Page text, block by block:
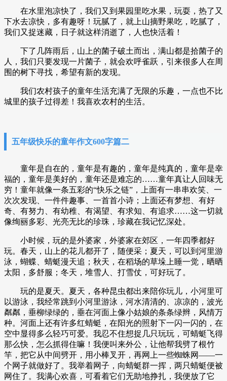
在水里泡凉快了，我们又到果园里吃水果，玩耍，热了又
下水去凉快，多有趣呀！玩腻了，就上山摘野果吃，吃腻了，
我们又捉迷藏，日子就这样消逝了，人也快活着！
下了几阵雨后，山上的菌子破土而出，满山都是拾菌子的
人，我们只要发现一片菌子，就会欢呼雀跃，引来很多人在周
围的树下寻找，希望有新的发现。
我们农村孩子的童年生活充满了无限的乐趣，一点也不比
城里的孩子过得差！我喜欢农村的生活。
五年级快乐的童年作文600字篇二
童年是自在的，童年是有趣的，童年是纯真的，童年是幸
福的，童年是美好的，童年还是难忘的……童年真让人回味无
穷！童年就像一条五彩的“快乐之链”，上面有一串串欢笑、一
次次发现、一件件趣事、一首首小诗；上面还有梦想、有好
奇、有努力、有幼稚、有渴望、有求知、有追求……这一切就
像绚丽多彩、光亮无比的珍珠，珍藏在我记忆深处。
小时候，玩的是外婆家，外婆家在郊区，一年四季都好
玩。春天，山上的花儿都开了，随便采；夏天，可以到河里游
泳，蝴蝶、蜻蜓漫天追；秋天，在稻场的草垛上睡一觉，晒晒
太阳，多舒服；冬天，堆雪人、打雪仗，可好玩了。
玩的是夏天。夏天，各种昆虫都出来陪你玩儿，小河里可
以游泳，我经常跳到小河里游泳，河水清清的、凉凉的，波光
粼粼，垂柳绿绿的，垂在河面上像小姑娘的条条绿辫，风情万
种。河面上还有许多红蜻蜓，在阳光的照射下一闪一闪的，在
空中显得多么轻巧可爱。我忍不住想捉几只玩玩，可蜻蜓飞得
那么快，怎么抓得住嘛！我便叫来外公，让他帮我劈了根竹
竿，把它从中间劈开，用小棒叉开，再网上一些蜘蛛网——一
个网子就做好了。我举着网子，向蜻蜓群一挥，两只蜻蜓便被
网住了。我满心欢喜，可看着它们无助地挣扎，我便放了它